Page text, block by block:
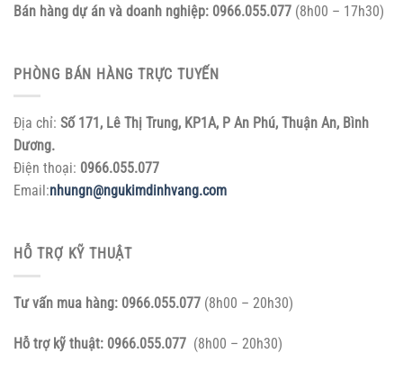
Bán hàng dự án và doanh nghiệp: 0966.055.077 (8h00 – 17h30)
PHÒNG BÁN HÀNG TRỰC TUYẾN
Địa chỉ: Số 171, Lê Thị Trung, KP1A, P An Phú, Thuận An, Bình
Dương.
Điện thoại: 0966.055.077
Email:nhungn@ngukimdinhvang.com
HỖ TRỢ KỸ THUẬT
Tư vấn mua hàng: 0966.055.077 (8h00 – 20h30)
Hỗ trợ kỹ thuật: 0966.055.077 (8h00 – 20h30)